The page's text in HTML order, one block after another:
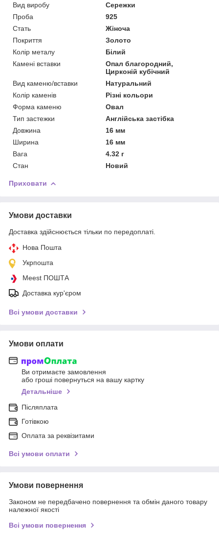
Вид виробу
Сережки
Проба
925
Стать
Жіноча
Покриття
Золото
Колір металу
Білий
Камені вставки
Опал благородний,
Цирконій кубічний
Вид каменю/вставки
Натуральний
Колір каменів
Різні кольори
Форма каменю
Овал
Тип застежки
Англійська застібка
Довжина
16 мм
Ширина
16 мм
Вага
4.32 г
Стан
Новий
Приховати
Умови доставки
Доставка здійснюється тільки по передоплаті.
Нова Пошта
Укрпошта
Meest ПОШТА
Доставка кур'єром
Всі умови доставки
Умови оплати
Ви отримаєте замовлення
або гроші повернуться на вашу картку
Детальніше
Післяплата
Готівкою
Оплата за реквізитами
Всі умови оплати
Умови повернення
Законом не передбачено повернення та обмін даного товару
належної якості
Всі умови повернення